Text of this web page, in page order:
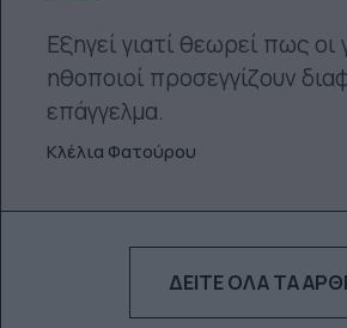
Εξηγεί γιατί θεωρεί πως οι
ηθοποιοί προσεγγίζουν
επάγγελμα.
Κλέλια Φατούρου
ΔΕΊΤΕ ΌΛΑ ΤΑ